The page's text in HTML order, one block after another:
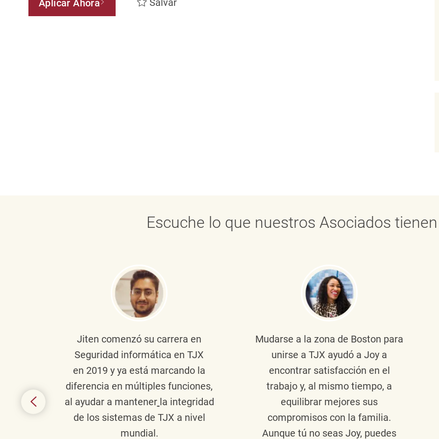
Aplicar Ahora Salvar
Escuche lo que nuestros Asociados
Jiten comenzó su carrera en
Seguridad informática en TJX
en 2019 y ya está marcando la
diferencia en múltiples funciones,
al ayudar a mantener la integridad
de los sistemas de TJX a nivel
mundial.
Mudarse a la zona de Boston para
unirse a TJX ayudó a Joy a
encontrar satisfacción en el
trabajo y, al mismo tiempo, a
equilibrar mejores sus
compromisos con la familia.
Aunque tú no seas Joy, puedes